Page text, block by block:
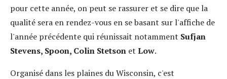
pour cette année, on peut se rassurer et se dire que la
qualité sera en rendez-vous en se basant sur l'affiche de
l'année précédente qui réunissait notamment Sufjan
Stevens, Spoon, Colin Stetson et Low.
Organisé dans les plaines du Wisconsin, c'est